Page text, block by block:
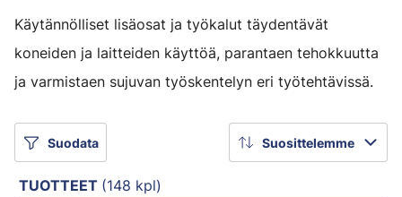
Käytännölliset lisäosat ja työkalut täydentävät
koneiden ja laitteiden käyttöä, parantaen tehokkuutta
ja varmistaen sujuvan työskentelyn eri työtehtävissä.
Suodata Suosittelemme
TUOTTEET (148 kpl)